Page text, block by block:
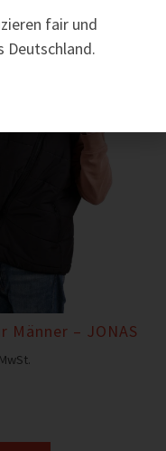
– JONAS
fair und
Deutschland.